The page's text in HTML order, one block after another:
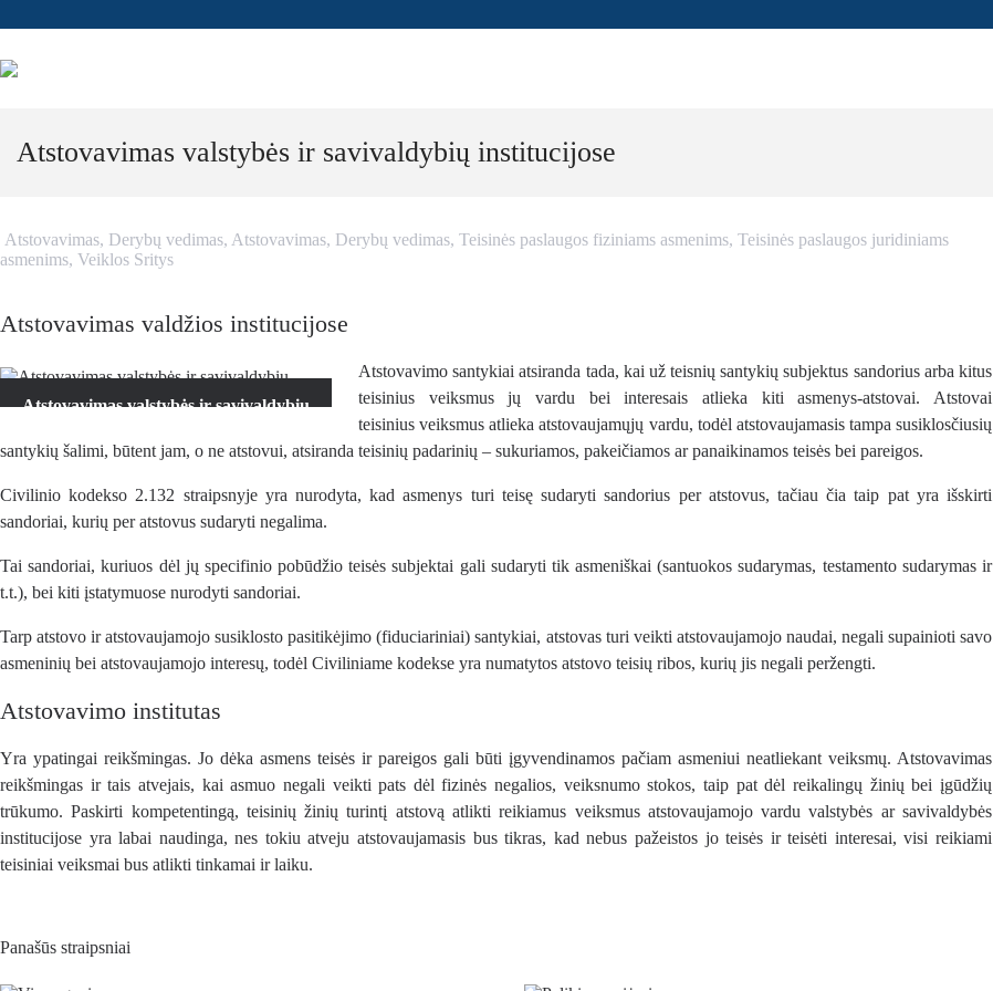
Atstovavimas valstybės ir savivaldybių institucijose
Atstovavimas, Derybų vedimas, Atstovavimas, Derybų vedimas, Teisinės paslaugos fiziniams asmenims, Teisinės paslaugos juridiniams
asmenims, Veiklos Sritys
Atstovavimas valdžios institucijose
Atstovavimas valstybės ir savivaldybių
Atstovavimo santykiai atsiranda tada, kai už teisnių santykių subjektus sandorius arba kitus
teisinius veiksmus jų vardu bei interesais atlieka kiti asmenys-atstovai. Atstovai
teisinius veiksmus atlieka atstovaujamųjų vardu, todėl atstovaujamasis tampa susiklosčiusių
santykių šalimi, būtent jam, o ne atstovui, atsiranda teisinių padarinių – sukuriamos, pakeičiamos ar panaikinamos teisės bei pareigos.
Civilinio kodekso 2.132 straipsnyje yra nurodyta, kad asmenys turi teisę sudaryti sandorius per atstovus, tačiau čia taip pat yra išskirti
sandoriai, kurių per atstovus sudaryti negalima.
Tai sandoriai, kuriuos dėl jų specifinio pobūdžio teisės subjektai gali sudaryti tik asmeniškai (santuokos sudarymas, testamento sudarymas ir
t.t.), bei kiti įstatymuose nurodyti sandoriai.
Tarp atstovo ir atstovaujamojo susiklosto pasitikėjimo (fiduciariniai) santykiai, atstovas turi veikti atstovaujamojo naudai, negali supainioti savo
asmeninių bei atstovaujamojo interesų, todėl Civiliniame kodekse yra numatytos atstovo teisių ribos, kurių jis negali peržengti.
Atstovavimo institutas
Yra ypatingai reikšmingas. Jo dėka asmens teisės ir pareigos gali būti įgyvendinamos pačiam asmeniui neatliekant veiksmų. Atstovavimas
reikšmingas ir tais atvejais, kai asmuo negali veikti pats dėl fizinės negalios, veiksnumo stokos, taip pat dėl reikalingų žinių bei įgūdžių
trūkumo. Paskirti kompetentingą, teisinių žinių turintį atstovą atlikti reikiamus veiksmus atstovaujamojo vardu valstybės ar savivaldybės
institucijose yra labai naudinga, nes tokiu atveju atstovaujamasis bus tikras, kad nebus pažeistos jo teisės ir teisėti interesai, visi reikiami
teisiniai veiksmai bus atlikti tinkamai ir laiku.
Panašūs straipsniai